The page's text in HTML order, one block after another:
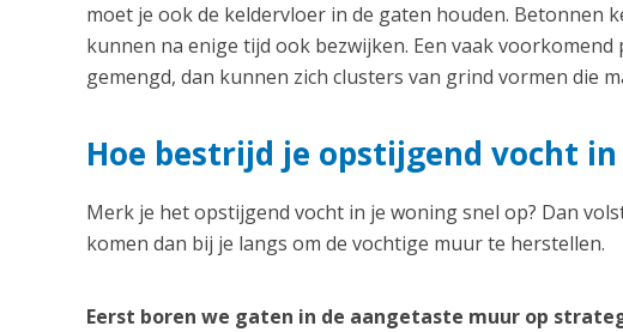
moet je ook de keldervloer in de gaten houden. Betonnen
kunnen na enige tijd ook bezwijken. Een vaak
gemengd, dan kunnen zich clusters van grind vormen die
Hoe bestrijd je opstijgend vocht in
Merk je het opstijgend vocht in je woning snel op? Dan
komen dan bij je langs om de vochtige muur te herstellen.
Eerst boren we gaten in de aangetaste muur op